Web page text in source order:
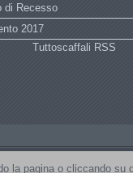
di Recesso
2017
Tuttoscaffali RSS
la pagina o cliccando su